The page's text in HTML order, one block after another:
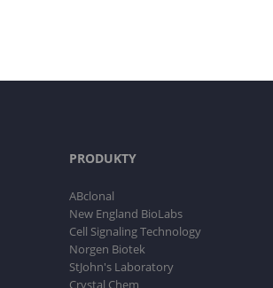
PRODUKTY
ABclonal
New England BioLabs
Cell Signaling Technology
Norgen Biotek
StJohn's Laboratory
Crystal Chem